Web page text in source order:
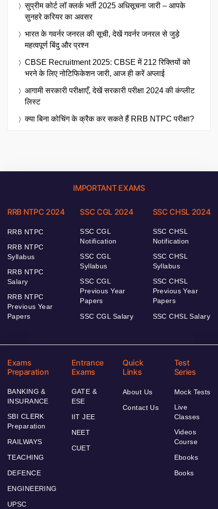
सुप्रीम कोर्ट लॉ क्लर्क भर्ती 2025 अधिसूचना जारी – आपके
सुनहरे करियर का अवसर
भारत के गवर्नर जनरल की सूची, देखें गवर्नर जनरल से जुड़े
महत्वपूर्ण बिंदु और प्रश्न
CBSE Recruitment 2025: CBSE में 212 रिक्तियों को
भरने के लिए नोटिफिकेशन जारी, आज ही करें अप्लाई
आगामी सरकारी परीक्षाएँ, देखें सरकारी परीक्षा 2024 की कंप्लीट
लिस्ट
क्या बिना कोचिंग के क्रैक कर सकते हैं RRB NTPC परीक्षा?
IMPORTANT EXAMS
RRB NTPC 2024
RRB NTPC
RRB NTPC
Syllabus
RRB NTPC
Salary
RRB NTPC
Previous Year
Papers
SSC CGL 2024
SSC CGL
Notification
SSC CGL
Syllabus
SSC CGL
Previous Year
Papers
SSC CGL Salary
SSC CHSL 2024
SSC CHSL
Notification
SSC CHSL
Syllabus
SSC CHSL
Previous Year
Papers
SSC CHSL Salary
Exams
Preparation
BANKING &
INSURANCE
SBI CLERK
Preparation
RAILWAYS
TEACHING
DEFENCE
ENGINEERING
UPSC
Entrance
Exams
GATE &
ESE
IIT JEE
NEET
CUET
Quick
Links
About Us
Contact Us
Test
Series
Mock Tests
Live
Classes
Videos
Course
Ebooks
Books